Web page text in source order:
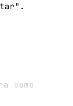
como